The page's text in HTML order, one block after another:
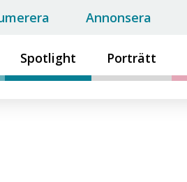
Spotlight Porträtt
Annonsera